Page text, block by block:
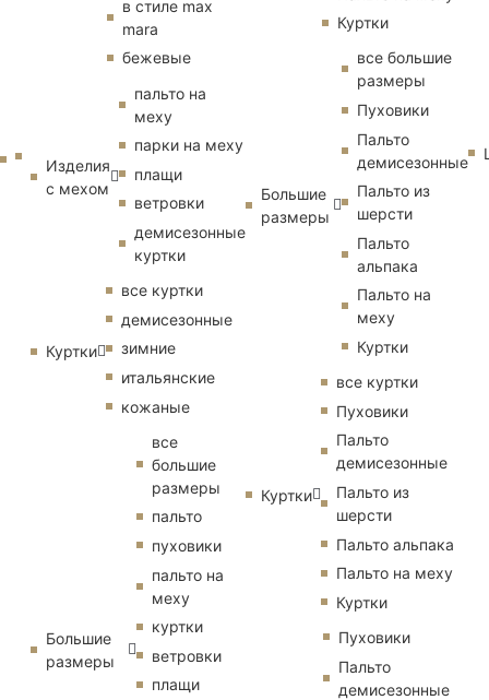
в стиле max
mara
бежевые
Изделия
с мехом
пальто на
меху
парки на меху
плащи
ветровки
демисезонные
куртки
Куртки
все куртки
демисезонные
зимние
итальянские
кожаные
Большие
размеры
все
большие
размеры
пальто
пуховики
пальто на
меху
куртки
ветровки
плащи
Куртки
Большие
размеры
все большие
размеры
Пуховики
Пальто
демисезонные
Пальто из
шерсти
Пальто
альпака
Пальто на
меху
Куртки
Куртки
все куртки
Пуховики
Пальто
демисезонные
Пальто из
шерсти
Пальто альпака
Пальто на меху
Куртки
Пуховики
Пальто
демисезонные